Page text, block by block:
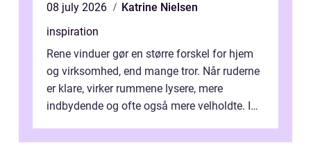
08 july 2026
Katrine Nielsen
inspiration
Rene vinduer gør en større forskel for hjem
og virksomhed, end mange tror. Når ruderne
er klare, virker rummene lysere, mere
indbydende og ofte også mere velholdte. I